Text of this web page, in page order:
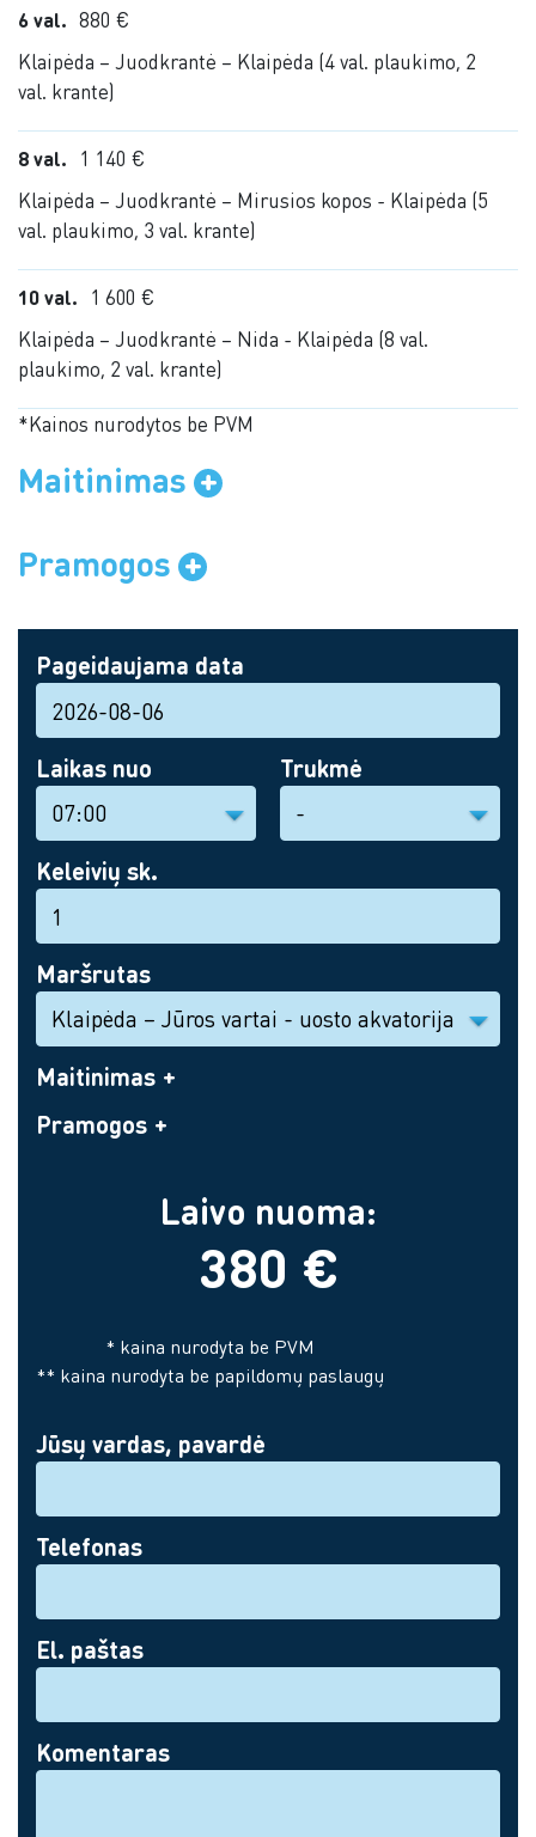
6 val. 880 €
Klaipėda – Juodkrantė – Klaipėda (4 val. plaukimo, 2
val. krante)
8 val. 1 140 €
Klaipėda – Juodkrantė – Mirusios kopos - Klaipėda (5
val. plaukimo, 3 val. krante)
10 val. 1 600 €
Klaipėda – Juodkrantė – Nida - Klaipėda (8 val.
plaukimo, 2 val. krante)
*Kainos nurodytos be PVM
Maitinimas
Pramogos
Pageidaujama data
Laikas nuo Trukmė
Keleivių sk.
Maršrutas
Maitinimas
Pramogos
Laivo nuoma:
380 €
* kaina nurodyta be PVM
** kaina nurodyta be papildomų paslaugų
Jūsų vardas, pavardė
Telefonas
El. paštas
Komentaras